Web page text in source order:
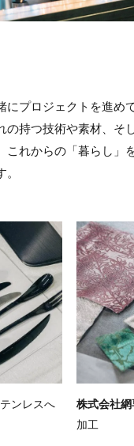
にプロジェクトを進め
の持つ技術や素材、そ
これからの「暮らし」
テンレスへ
株式会社網
加工